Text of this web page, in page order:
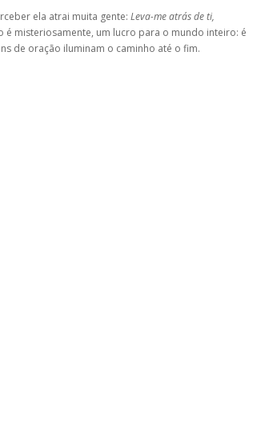
ela atrai muita gente: Leva-me atrás de ti,
é misteriosamente, um lucro para o mundo inteiro: é
de oração iluminam o caminho até o fim.